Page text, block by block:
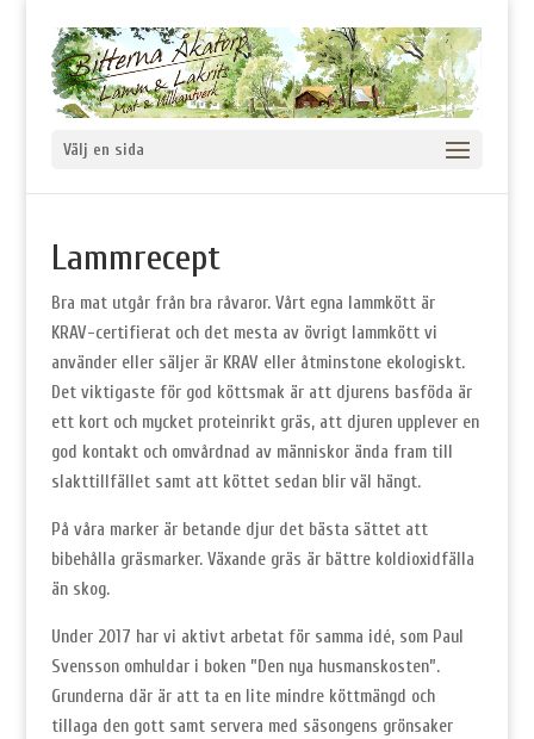
Välj en sida
Lammrecept
Bra mat utgår från bra råvaror. Vårt egna lammkött är
KRAV-certifierat och det mesta av övrigt lammkött vi
använder eller säljer är KRAV eller åtminstone ekologiskt.
Det viktigaste för god köttsmak är att djurens basföda är
ett kort och mycket proteinrikt gräs, att djuren upplever en
god kontakt och omvårdnad av människor ända fram till
slakttillfället samt att köttet sedan blir väl hängt.
På våra marker är betande djur det bästa sättet att
bibehålla gräsmarker. Växande gräs är bättre koldioxidfälla
än skog.
Under 2017 har vi aktivt arbetat för samma idé, som Paul
Svensson omhuldar i boken ”Den nya husmanskosten”.
Grunderna där är att ta en lite mindre köttmängd och
tillaga den gott samt servera med säsongens grönsaker